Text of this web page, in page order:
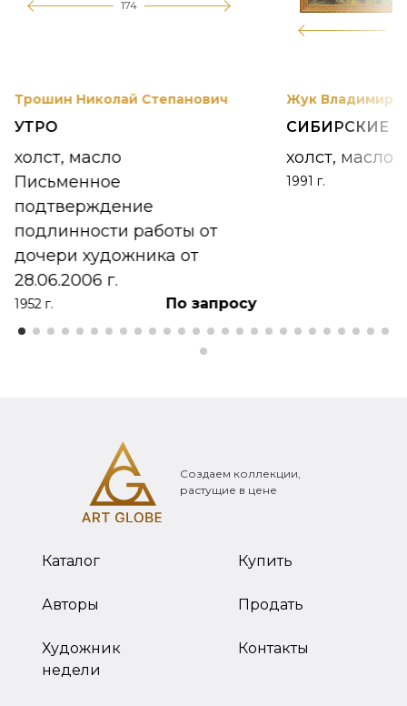
174
Трошин Николай Степанович
УТРО
холст, масло
Письменное
подтверждение
подлинности работы от
дочери художника от
28.06.2006 г.
1952 г. По запросу
Жук Владимир
СИБИРСКИЕ
холст, масло
1991 г.
Создаем коллекции,
растущие в цене
Каталог
Авторы
Художник
недели
Купить
Продать
Контакты